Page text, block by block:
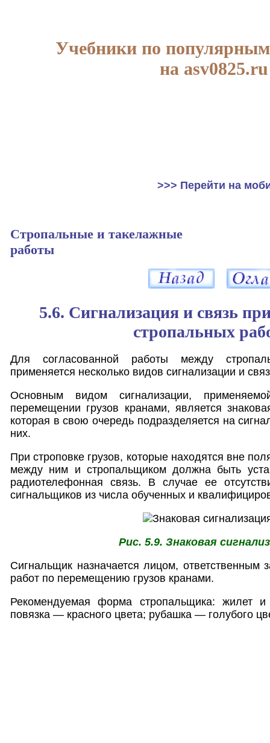
Учебники по
на asv0825.ru
>>> Перейти на
Стропальные и такелажные
работы
5.6. Сигнализация и связь
стропальных
Для согласованной работы между
применяется несколько видов сигнализации и
Основным видом сигнализации,
перемещении грузов кранами, является
которая в свою очередь подразделяется на
них.
При строповке грузов, которые находятся вне
между ним и стропальщиком должна быть
радиотелефонная связь. В случае ее
сигнальщиков из числа обученных и
Рис. 5.9. Знаковая
Сигнальщик назначается лицом, ответственным
работ по перемещению грузов кранами.
Рекомендуемая форма стропальщика: жилет
повязка — красного цвета; рубашка — голубого